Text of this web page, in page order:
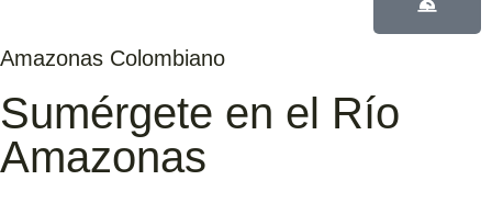
Amazonas Colombiano
Sumérgete en el Río
Amazonas